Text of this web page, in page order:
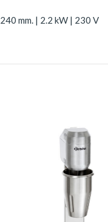
mm. | 2.2 kW | 230 V